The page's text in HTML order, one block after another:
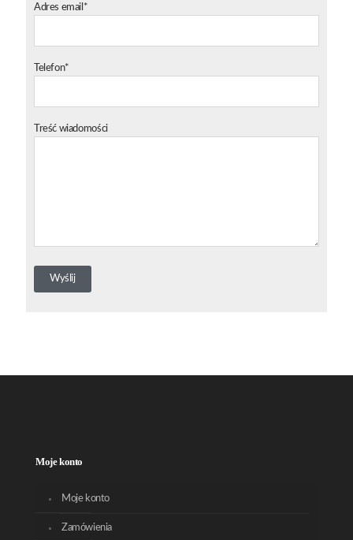
Adres email*
Telefon*
Treść wiadomości
Moje konto
Moje konto
Zamówienia